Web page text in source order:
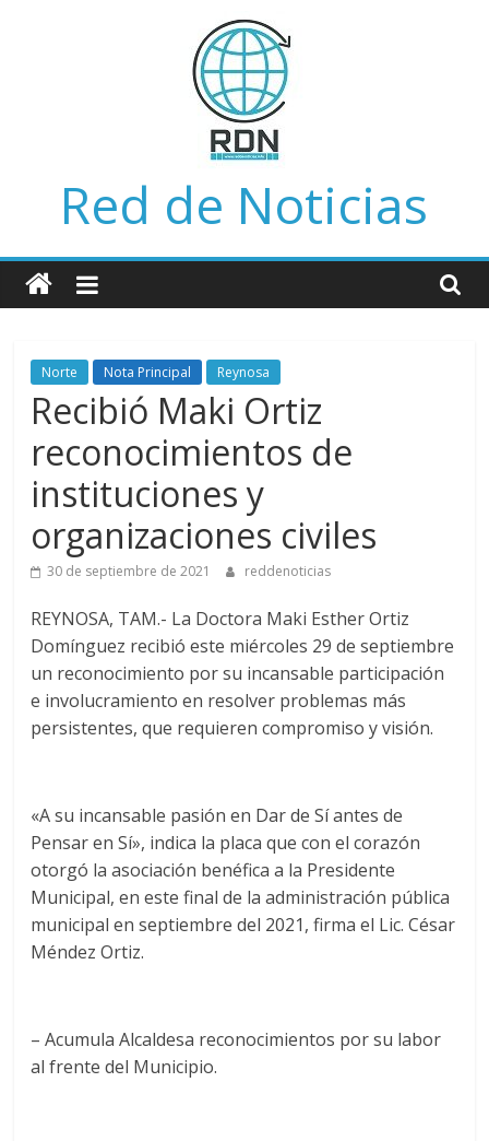
Red de Noticias
Norte Nota Principal Reynosa
Recibió Maki Ortiz
reconocimientos de
instituciones y
organizaciones civiles
30 de septiembre de 2021 reddenoticias
REYNOSA, TAM.- La Doctora Maki Esther Ortiz
Domínguez recibió este miércoles 29 de septiembre
un reconocimiento por su incansable participación
e involucramiento en resolver problemas más
persistentes, que requieren compromiso y visión.
«A su incansable pasión en Dar de Sí antes de
Pensar en Sí», indica la placa que con el corazón
otorgó la asociación benéfica a la Presidente
Municipal, en este final de la administración pública
municipal en septiembre del 2021, firma el Lic. César
Méndez Ortiz.
– Acumula Alcaldesa reconocimientos por su labor
al frente del Municipio.